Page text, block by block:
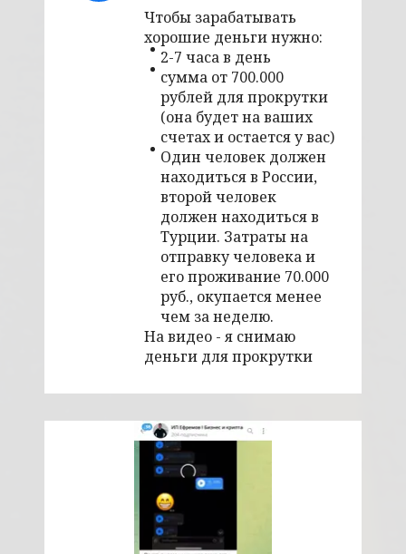
Чтобы зарабатывать
хорошие деньги нужно:
2-7 часа в день
сумма от 700.000
рублей для прокрутки
(она будет на ваших
счетах и остается у вас)
Один человек должен
находиться в России,
второй человек
должен находиться в
Турции. Затраты на
отправку человека и
его проживание 70.000
руб., окупается менее
чем за неделю.
На видео - я снимаю
деньги для прокрутки